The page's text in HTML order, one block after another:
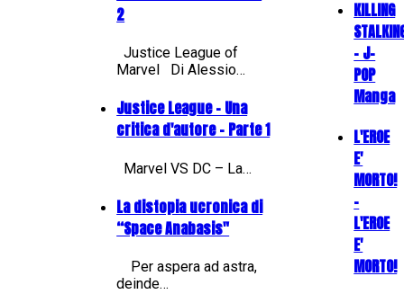
2
Justice League of
Marvel Di Alessio…
Justice League - Una
critica d'autore - Parte 1
Marvel VS DC – La…
La distopia ucronica di
“Space Anabasis"
Per aspera ad astra,
deinde…
KILLING
- J-
POP
Manga
L'EROE
E'
MORTO!
-
L'EROE
E'
MORTO!